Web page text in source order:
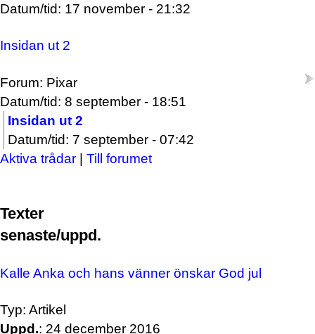
Datum/tid: 17 november - 21:32
Insidan ut 2
Forum: Pixar
Datum/tid: 8 september - 18:51
Insidan ut 2
Datum/tid: 7 september - 07:42
Aktiva trådar | Till forumet
Texter
senaste/uppd.
Kalle Anka och hans vänner önskar God jul
Typ: Artikel
Uppd.: 24 december 2016